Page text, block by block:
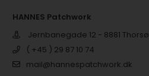
HANNES Patchwork
Jernbanegade 12 - 8881 Thorsø
( +45 ) 29 87 10 74
mail@hannespatchwork.dk